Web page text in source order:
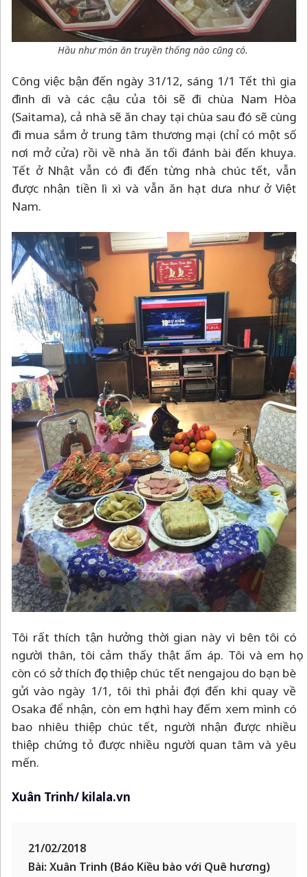
Hầu như món ăn truyền thống nào cũng có.
Công việc bận đến ngày 31/12, sáng 1/1 Tết thì gia
đình dì và các cậu của tôi sẽ đi chùa Nam Hòa
(Saitama), cả nhà sẽ ăn chay tại chùa sau đó sẽ cùng
đi mua sắm ở trung tâm thương mại (chỉ có một số
nơi mở cửa) rồi về nhà ăn tối đánh bài đến khuya.
Tết ở Nhật vẫn có đi đến từng nhà chúc tết, vẫn
được nhận tiền lì xì và vẫn ăn hạt dưa như ở Việt
Nam.
Tôi rất thích tận hưởng thời gian này vì bên tôi có
người thân, tôi cảm thấy thật ấm áp. Tôi và em họ
còn có sở thích đọc thiệp chúc tết nengajou do bạn bè
gửi vào ngày 1/1, tôi thì phải đợi đến khi quay về
Osaka để nhận, còn em họ thì hay đếm xem mình có
bao nhiêu thiệp chúc tết, người nhận được nhiều
thiệp chứng tỏ được nhiều người quan tâm và yêu
mến.
Xuân Trinh/ kilala.vn
21/02/2018
Bài: Xuân Trinh (Báo Kiều bào với Quê hương)